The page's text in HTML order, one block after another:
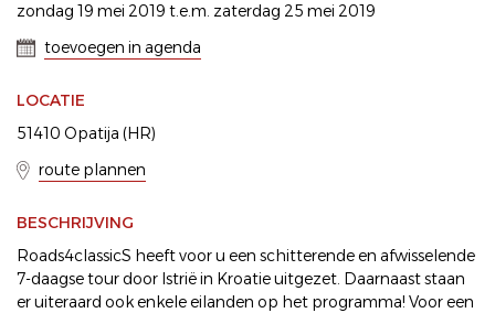
zondag 19 mei 2019 t.e.m. zaterdag 25 mei 2019
toevoegen in agenda
LOCATIE
51410 Opatija (HR)
route plannen
BESCHRIJVING
Roads4classicS heeft voor u een schitterende en afwisselende
7-daagse tour door Istrië in Kroatie uitgezet. Daarnaast staan
er uiteraard ook enkele eilanden op het programma! Voor een